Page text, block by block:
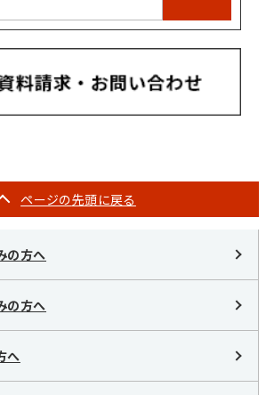
ページの先頭に戻る
の方へ
の方へ
へ